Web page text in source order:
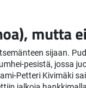
mutta
sijaan.
pesistä, jossa
Petteri Kivimäki